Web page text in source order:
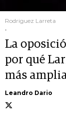
Rodriguez Larreta
.
La
por qué
más
Leandro Dario